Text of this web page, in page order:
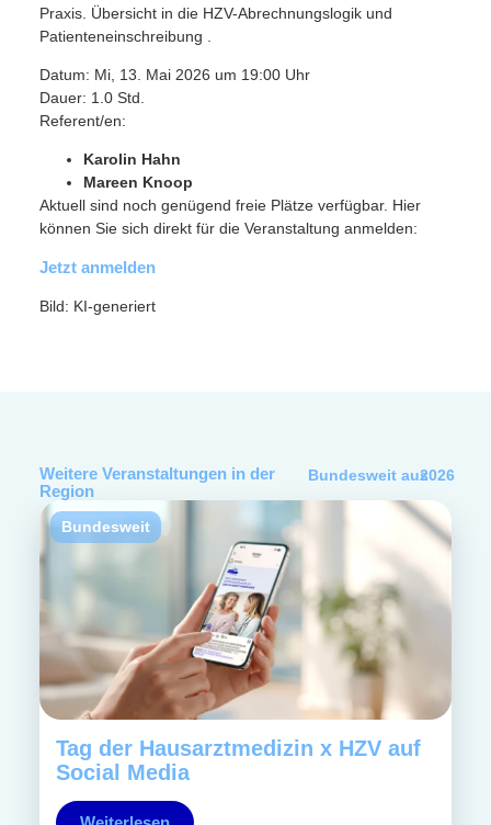
Praxis. Übersicht in die HZV-Abrechnungslogik und
Patienteneinschreibung .
Datum: Mi, 13. Mai 2026 um 19:00 Uhr
Dauer: 1.0 Std.
Referent/en:
Karolin Hahn
Mareen Knoop
Aktuell sind noch genügend freie Plätze verfügbar. Hier
können Sie sich direkt für die Veranstaltung anmelden:
Jetzt anmelden
Bild: KI-generiert
Weitere Veranstaltungen in der
Region
Bundesweit aus2026
Bundesweit
Tag der Hausarztmedizin x HZV auf
Social Media